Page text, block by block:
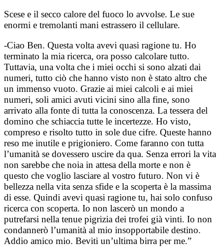
Scese e il secco calore del fuoco lo avvolse. Le sue
enormi e tremolanti mani estrassero il cellulare.
-Ciao Ben. Questa volta avevi quasi ragione tu. Ho
terminato la mia ricerca, ora posso calcolare tutto.
Tuttavia, una volta che i miei occhi si sono alzati dai
numeri, tutto ciò che hanno visto non è stato altro che
un immenso vuoto. Grazie ai miei calcoli e ai miei
numeri, soli amici avuti vicini sino alla fine, sono
arrivato alla fonte di tutta la conoscenza. La tessera del
domino che schiaccia tutte le incertezze. Ho visto,
compreso e risolto tutto in sole due cifre. Queste hanno
reso me inutile e prigioniero. Come faranno con tutta
l’umanità se dovessero uscire da qua. Senza errori la vita
non sarebbe che noia in attesa della morte e non è
questo che voglio lasciare al vostro futuro. Non vi è
bellezza nella vita senza sfide e la scoperta è la massima
di esse. Quindi avevi quasi ragione tu, hai solo confuso
ricerca con scoperta. Io non lascerò un mondo a
putrefarsi nella tenue pigrizia dei trofei già vinti. Io non
condannerò l’umanità al mio insopportabile destino.
Addio amico mio. Beviti un’ultima birra per me.”